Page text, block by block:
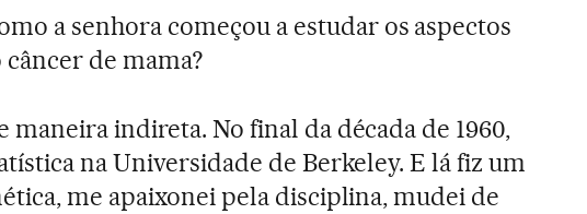
a senhora começou a estudar os aspectos
de mama?
maneira indireta. No final da década de 1960,
na Universidade de Berkeley. E lá fiz um
me apaixonei pela disciplina, mudei de